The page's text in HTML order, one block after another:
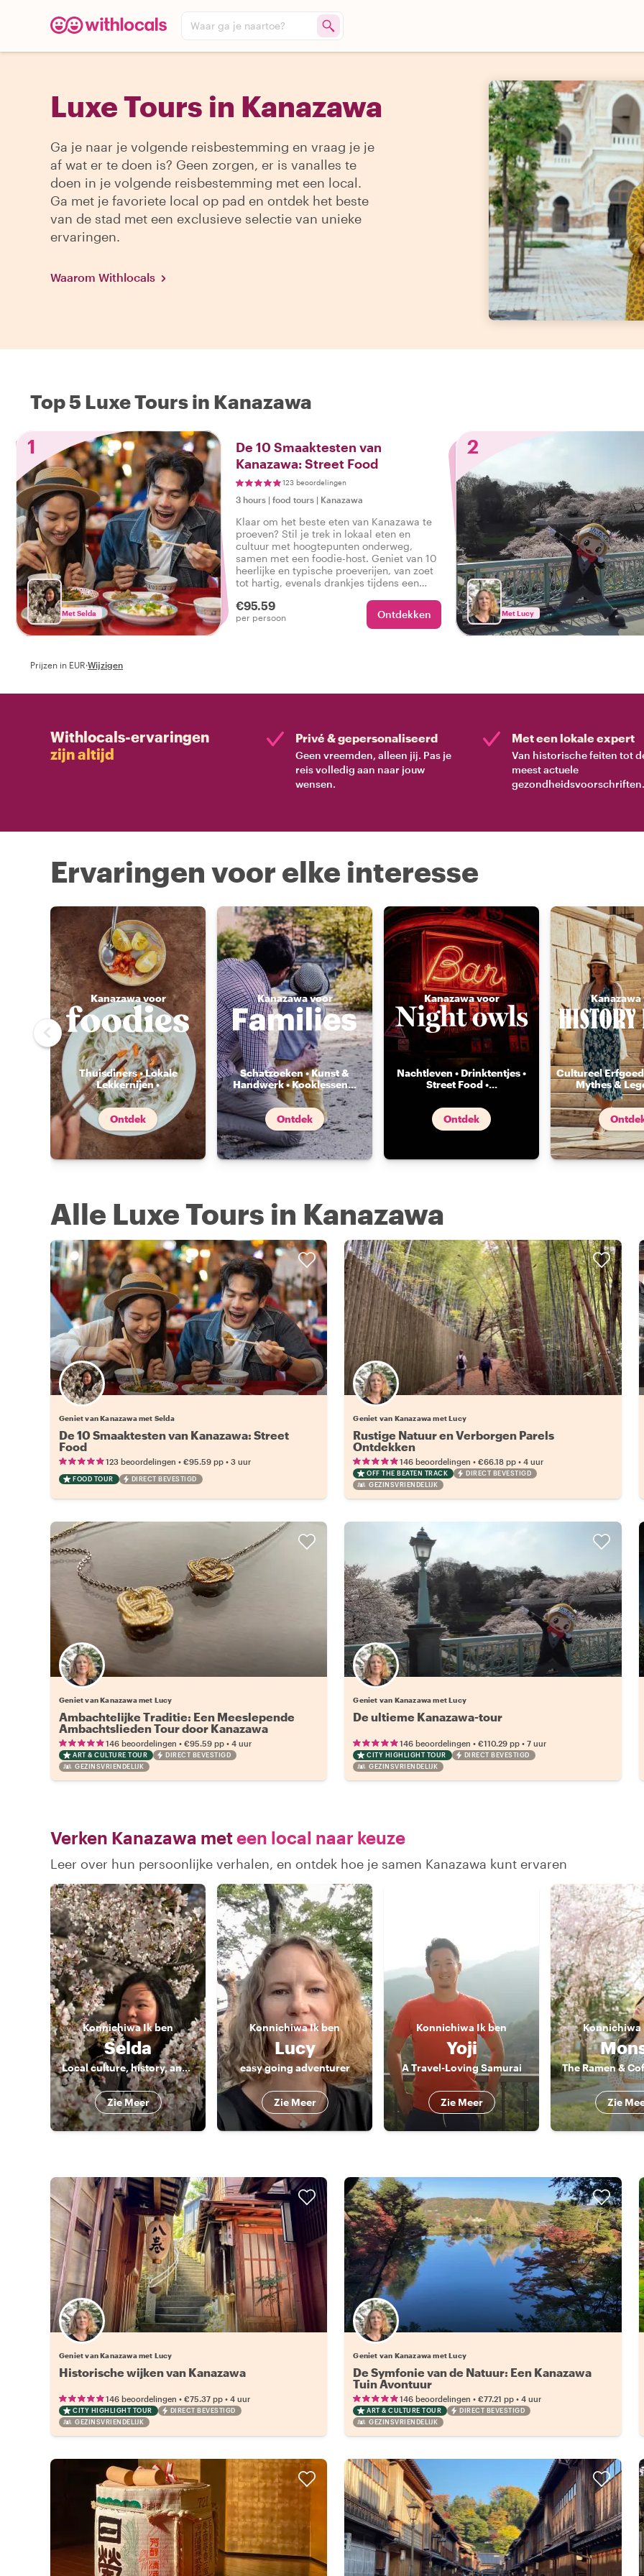
Waar ga je naartoe?
Luxe Tours in Kanazawa
Ga je naar je volgende reisbestemming en vraag je je
af wat er te doen is? Geen zorgen, er is vanalles te
doen in je volgende reisbestemming met een local.
Ga met je favoriete local op pad en ontdek het beste
van de stad met een exclusieve selectie van unieke
ervaringen.
Waarom Withlocals
Top 5 Luxe Tours in Kanazawa
1
Met Selda
De 10 Smaaktesten van
Kanazawa: Street Food
123 beoordelingen
3 hours | food tours | Kanazawa
Klaar om het beste eten van Kanazawa te
proeven? Stil je trek in lokaal eten en
cultuur met hoogtepunten onderweg,
samen met een foodie-host. Geniet van 10
heerlijke en typische proeverijen, van zoet
tot hartig, evenals drankjes tijdens een
€95.59
per persoon Ontdekken
2
Met Lucy
Prijzen in EUR·Wijzigen
Withlocals-ervaringen
zijn altijd
Privé & gepersonaliseerd
Geen vreemden, alleen jij. Pas je
reis volledig aan naar jouw
wensen.
Met een lokale expert
Van historische feiten tot
meest actuele
gezondheidsvoorschriften.
Ervaringen voor elke interesse
Kanazawa voor
Thuisdiners • Lokale
Lekkernijen •
Voedselmarkten...
Ontdek
Kanazawa voor
Schatzoeken • Kunst &
Handwerk • Kooklessen...
Ontdek
Kanazawa voor
Nachtleven • Drinktentjes •
Street Food •...
Ontdek
Kanazawa
Cultureel Erfgoed
Mythes &
Alle Luxe Tours in Kanazawa
Geniet van Kanazawa met Selda
De 10 Smaaktesten van Kanazawa: Street
Food
123 beoordelingen • €95.59 pp • 3 uur
FOOD TOUR DIRECT BEVESTIGD
Geniet van Kanazawa met Lucy
Rustige Natuur en Verborgen Parels
Ontdekken
146 beoordelingen •€66.18 pp •4 uur
OFF THE BEATEN TRACK
DIRECT BEVESTIGD
GEZINSVRIENDELIJK
Geniet van Kanazawa met Lucy
Ambachtelijke Traditie: Een Meeslepende
Ambachtslieden Tour door Kanazawa
146 beoordelingen • €95.59 pp • 4 uur
ART & CULTURE TOUR
DIRECT BEVESTIGD
GEZINSVRIENDELIJK
Geniet van Kanazawa met Lucy
De ultieme Kanazawa-tour
146 beoordelingen •€110.29 pp •7 uur
CITY HIGHLIGHT TOUR
DIRECT BEVESTIGD
GEZINSVRIENDELIJK
Verken Kanazawa meteen local naar keuze
Leer over hun persoonlijke verhalen, en ontdek hoe je samen Kanazawa kunt ervaren
KonnichiwaIk ben
Selda
Local culture, history, and food enthusiast 🤓
Zie Meer
KonnichiwaIk ben
Lucy
easy going adventurer
Zie Meer
Konnichiwa Ik ben
Yoji
A Travel-Loving Samurai
Zie Meer
Konnichiwa
Zie
Geniet van Kanazawa met Lucy
Historische wijken van Kanazawa
146 beoordelingen • €75.37 pp • 4 uur
CITY HIGHLIGHT TOUR
DIRECT BEVESTIGD
GEZINSVRIENDELIJK
Geniet van Kanazawa met Lucy
De Symfonie van de Natuur: Een Kanazawa
Tuin Avontuur
146 beoordelingen •€77.21 pp •4 uur
ART & CULTURE TOUR
DIRECT BEVESTIGD
GEZINSVRIENDELIJK